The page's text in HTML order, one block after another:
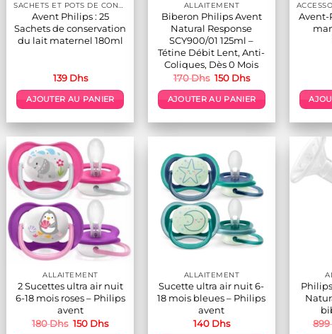
Avent Philips : 25
Sachets de conservation
du lait maternel 180ml
139 Dhs
AJOUTER AU PANIER
ALLAITEMENT
Biberon Philips Avent
Natural Response
SCY900/01 125ml –
Tétine Débit Lent, Anti-
Coliques, Dès 0 Mois
170Dhs Le
initial
était :
150 DhsLe
actuel
est :
AJOUTER AU PANIER
Avent-
ALLAITEMENT
2 Sucettes ultra air nuit
6-18 mois roses – Philips
avent
180Dhs Le
150 DhsLe
ALLAITEMENT
Sucette ultra air nuit 6-
18 mois bleues – Philips
avent
140 Dhs
899